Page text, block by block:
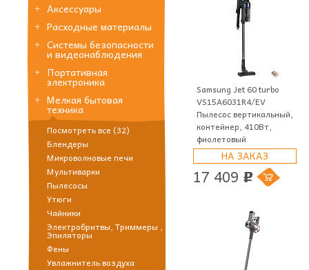
Аксессуары
Расходные материалы
Системы безопасности
и видеонаблюдения
Портативная
электроника
Мелкая бытовая
техника
Посмотреть все (32)
Блендеры
Микроволновые печи
Мультиварки
Пылесосы
Утюги
Чайники
Электробритвы, Триммеры ,
Эпиляторы
Фены
Увлажнитель воздуха
Samsung Jet 60 turbo
VS15A6031R4/EV
Пылесос вертикальный,
контейнер, 410Вт,
фиолетовый
НА ЗАКАЗ
17 409 p